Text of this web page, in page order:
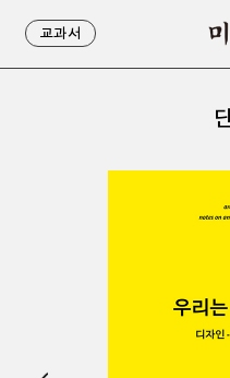
교과서